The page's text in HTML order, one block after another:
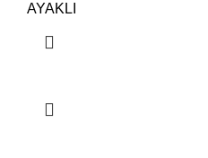
AYAKLI